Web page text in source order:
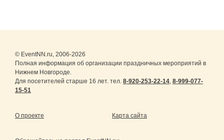
© EventNN.ru, 2006-2026
Полная информация об организации праздничных мероприятий в
Нижнем Новгороде.
Для посетителей старше 16 лет. тел. 8-920-253-22-14 8-999-077-
15-51
О проекте Карта сайта